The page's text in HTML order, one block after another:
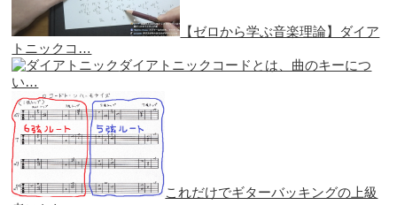
【ゼロから学ぶ音楽理論】ダイア
トニックコ…
ダイアトニックコードとは、曲のキーにつ
い…
これだけでギターバッキングの上級